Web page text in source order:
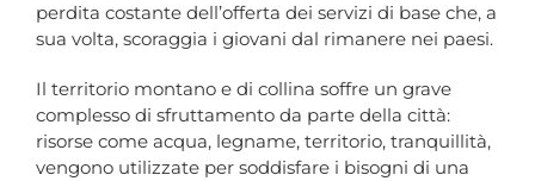
perdita costante dell’offerta dei servizi di base che, a
sua volta, scoraggia i giovani dal rimanere nei paesi.
Il territorio montano e di collina soffre un grave
complesso di sfruttamento da parte della città:
risorse come acqua, legname, territorio, tranquillità,
vengono utilizzate per soddisfare i bisogni di una